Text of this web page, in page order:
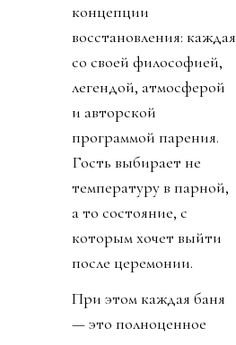
концепции
восстановления: каждая
со своей философией,
легендой, атмосферой
и авторской
программой парения.
Гость выбирает не
температуру в парной,
а то состояние, с
которым хочет выйти
после церемонии.
При этом каждая баня
— это полноценное